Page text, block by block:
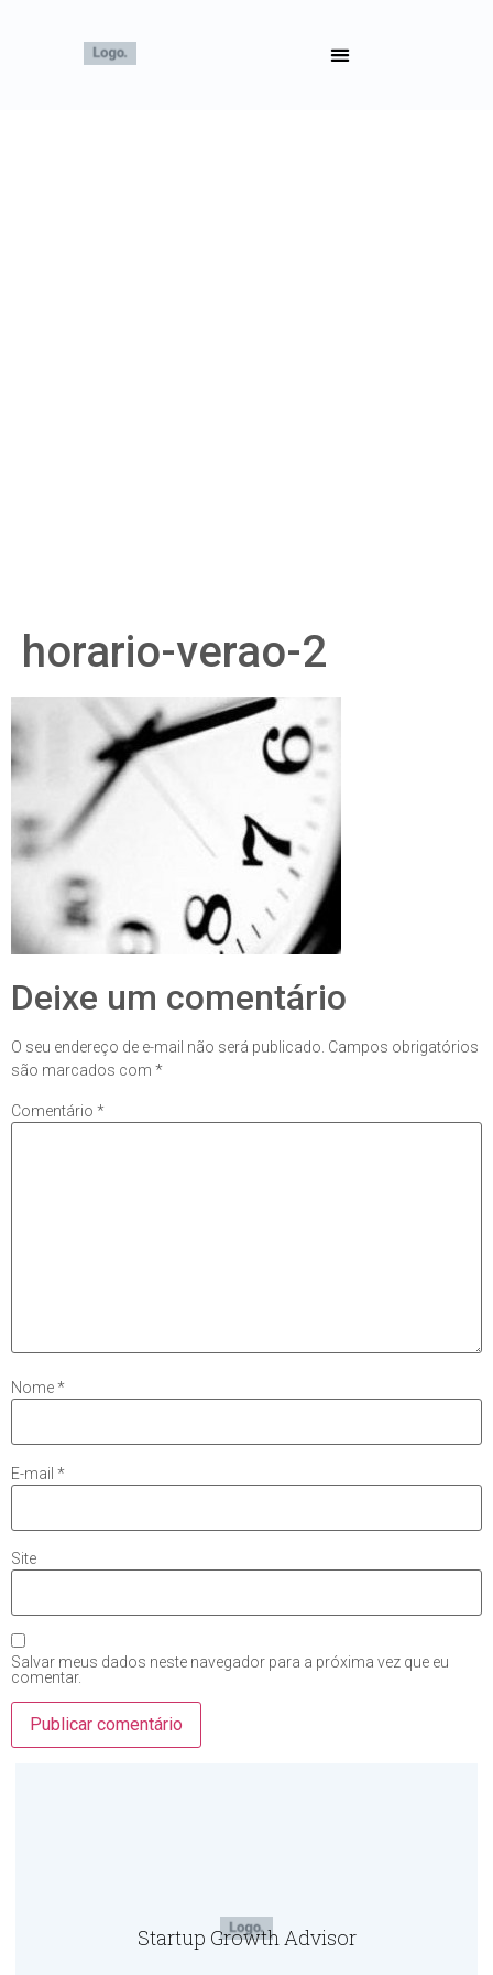
horario-verao-2
Deixe um comentário
O seu endereço de e-mail não será publicado. Campos obrigatórios
são marcados com *
Comentário *
Nome*
E-mail *
Site
Salvar meus dados neste navegador para a próxima vez que eu
comentar.
Startup Growth Advisor